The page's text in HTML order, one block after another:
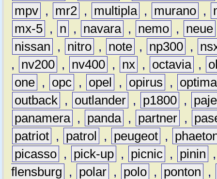
mpv , mr2 , multipla , murano ,
mx-5 , n , navara , nemo , neue
nissan
, nitro , note , np300 ,
,
nv200 , nv400 , nx , octavia ,
one , opc , opel , opirus ,
optima
outback , outlander , p1800 ,
panamera , panda , partner ,
patriot , patrol , peugeot ,
picasso , pick-up , picnic , pinin
flensburg
, polar , polo , ponton
,